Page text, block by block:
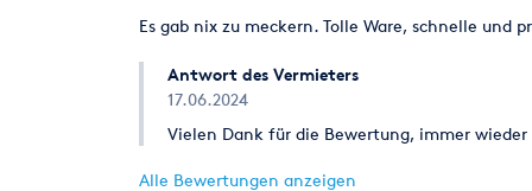
Es gab nix zu meckern. Tolle Ware, schnelle und
Antwort des Vermieters
17.06.2024
Vielen Dank für die Bewertung, immer
Alle Bewertungen anzeigen